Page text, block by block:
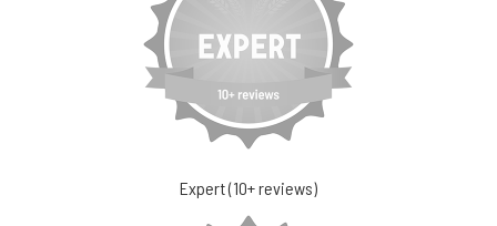
Expert (10+ reviews)